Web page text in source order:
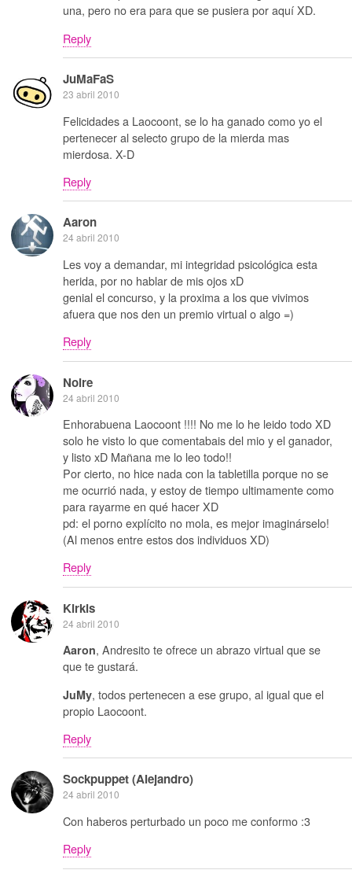
una, pero no era para que se pusiera por aquí XD.
Reply
JuMaFaS
23 abril 2010
Felicidades a Laocoont, se lo ha ganado como yo el
pertenecer al selecto grupo de la mierda mas
mierdosa. X-D
Reply
Aaron
24 abril 2010
Les voy a demandar, mi integridad psicológica esta
herida, por no hablar de mis ojos xD
genial el concurso, y la proxima a los que vivimos
afuera que nos den un premio virtual o algo =)
Reply
Noire
24 abril 2010
Enhorabuena Laocoont !!!! No me lo he leido todo XD
solo he visto lo que comentabais del mio y el ganador,
y listo xD Mañana me lo leo todo!!
Por cierto, no hice nada con la tabletilla porque no se
me ocurrió nada, y estoy de tiempo ultimamente como
para rayarme en qué hacer XD
pd: el porno explícito no mola, es mejor imaginárselo!
(Al menos entre estos dos individuos XD)
Reply
Kirkis
24 abril 2010
Aaron, Andresito te ofrece un abrazo virtual que se
que te gustará.
JuMy, todos pertenecen a ese grupo, al igual que el
propio Laocoont.
Reply
Sockpuppet (Alejandro)
24 abril 2010
Con haberos perturbado un poco me conformo :3
Reply